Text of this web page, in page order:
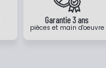
Garantie 3 ans
pièces et main d'oeuvre